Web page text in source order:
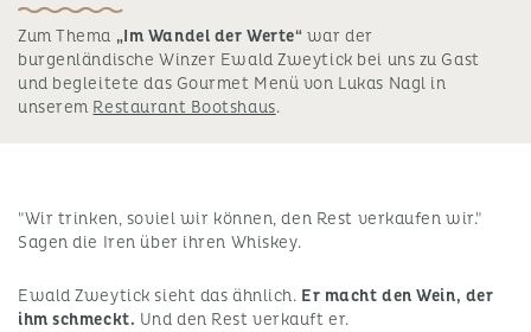
Zum Thema „Im Wandel der Werte“ war der
burgenländische Winzer Ewald Zweytick bei uns zu Gast
und begleitete das Gourmet Menü von Lukas Nagl in
unserem Restaurant Bootshaus.
"Wir trinken, soviel wir können, den Rest verkaufen wir."
Sagen die Iren über ihren Whiskey.
Ewald Zweytick sieht das ähnlich. Er macht den Wein, der
ihm schmeckt. Und den Rest verkauft er.